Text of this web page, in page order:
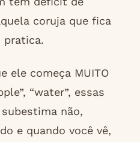
coruja que fica
pratica.
ele começa MUITO
“water”, essas
não,
e quando você vê,